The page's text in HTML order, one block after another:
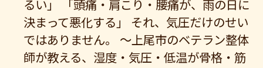
るい」 「頭痛・肩こり・腰痛が、雨の日に
決まって悪化する」 それ、気圧だけのせい
ではありません。 〜上尾市のベテラン整体
師が教える、湿度・気圧・低温が骨格・筋